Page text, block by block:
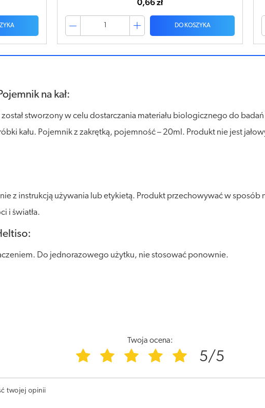
1,31 zł
DO KOSZYKA
na kał:
stworzony w celu dostarczania materiału biologicznego do
kału. Pojemnik z zakrętką, pojemność – 20ml. Produkt nie jest
z instrukcją używania lub etykietą. Produkt przechowywać w
i światła.
Do jednorazowego użytku, nie stosować ponownie.
Twoja ocena:
5/5
twojej opinii